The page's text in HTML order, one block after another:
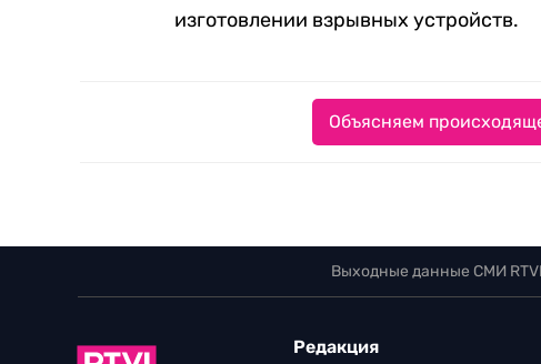
изготовлении взрывных устройств.
Объясняем
Выходные данные СМИ RTVI
Редакция